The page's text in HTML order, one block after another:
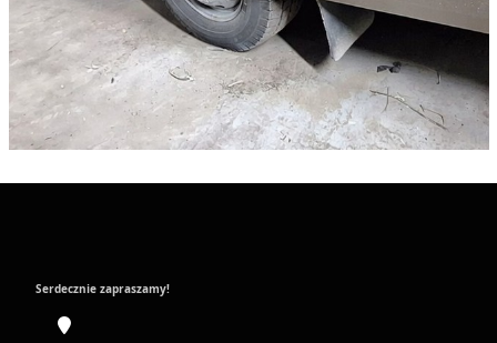
Serdecznie zapraszamy!